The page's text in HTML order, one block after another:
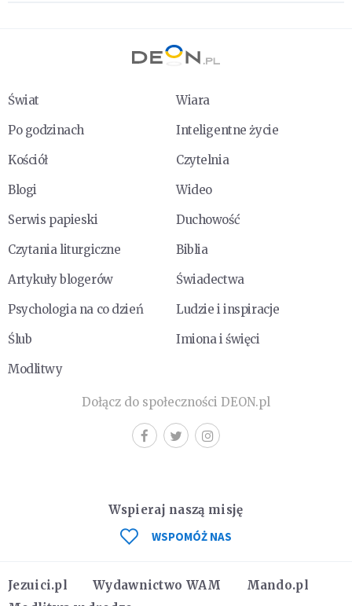
Świat
Wiara
Po godzinach
Inteligentne życie
Kościół
Czytelnia
Blogi
Wideo
Serwis papieski
Duchowość
Czytania liturgiczne
Biblia
Artykuły blogerów
Świadectwa
Psychologia na co dzień
Ludzie i inspiracje
Ślub
Imiona i święci
Modlitwy
Dołącz do społeczności DEON.pl
Jezuici.pl Wydawnictwo WAM
Mando.pl
Wspieraj naszą misję
WSPOMÓŻ NAS